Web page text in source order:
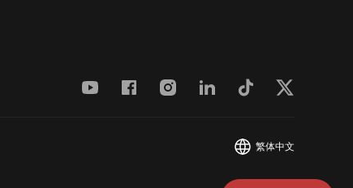
繁体中文